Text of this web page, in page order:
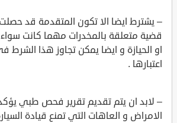
– يشترط ايضا الا تكون المتقدمة قد
قضية متعلقة بالمخدرات مهما كانت سواء
او الحيازة و ايضا يمكن تجاوز هذا الشرط
اعتبارها .
– لابد ان يتم تقديم تقرير فحص طبي
الامراض و العاهات التي تمنع قيادة